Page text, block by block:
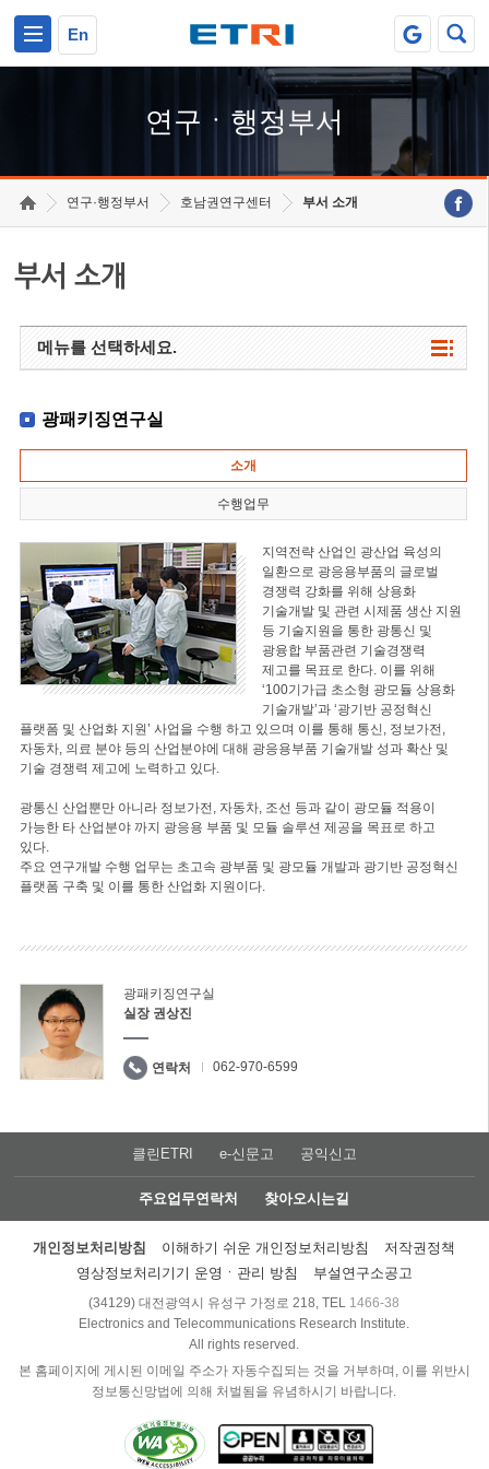
En
연구ㆍ행정부서
연구·행정부서 호남권연구센터 부서 소개
부서 소개
메뉴를 선택하세요.
광패키징연구실
소개
수행업무
지역전략 산업인 광산업 육성의
일환으로 광응용부품의 글로벌
경쟁력 강화를 위해 상용화
기술개발 및 관련 시제품 생산 지원
등 기술지원을 통한 광통신 및
광융합 부품관련 기술경쟁력
제고를 목표로 한다. 이를 위해
‘100기가급 초소형 광모듈 상용화
기술개발’과 ‘광기반 공정혁신
플랫폼 및 산업화 지원’ 사업을 수행 하고 있으며 이를 통해 통신, 정보가전,
자동차, 의료 분야 등의 산업분야에 대해 광응용부품 기술개발 성과 확산 및
기술 경쟁력 제고에 노력하고 있다.
광통신 산업뿐만 아니라 정보가전, 자동차, 조선 등과 같이 광모듈 적용이
가능한 타 산업분야 까지 광응용 부품 및 모듈 솔루션 제공을 목표로 하고
있다.
주요 연구개발 수행 업무는 초고속 광부품 및 광모듈 개발과 광기반 공정혁신
플랫폼 구축 및 이를 통한 산업화 지원이다.
광패키징연구실
실장 권상진
연락처 062-970-6599
클린ETRI e-신문고 공익신고
주요업무연락처 찾아오시는길
개인정보처리방침 이해하기 쉬운 개인정보처리방침
저작권정책
영상정보처리기기 운영ㆍ관리 방침
부설연구소공고
(34129) 대전광역시 유성구 가정로 218, TEL 1466-38
Electronics and Telecommunications Research Institute.
All rights reserved.
본 홈페이지에 게시된 이메일 주소가 자동수집되는 것을 거부하며, 이를 위반시
정보통신망법에 의해 처벌됨을 유념하시기 바랍니다.